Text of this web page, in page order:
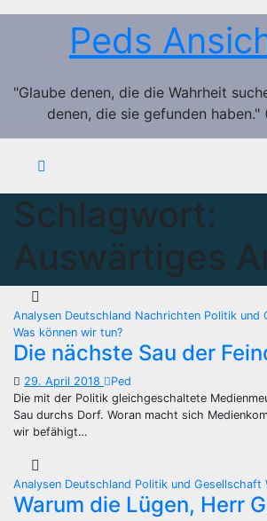
Zum
Peds
"Glaube denen, die die Wahrheit
denen, die sie gefunden haben."
Schlagwort:
Auswärtiges
Analysen Deutschland Nachrichten Politik und
Was können wir tun?
Die nächste Sau der
29. April 2018
Ped
Die mit der Politik gleichgeschaltete
Sau durchs Dorf. Woran macht sich
wir befähigt…
Analysen Deutschland Politik und Gesellschaft
Warum die Lügen, Herr